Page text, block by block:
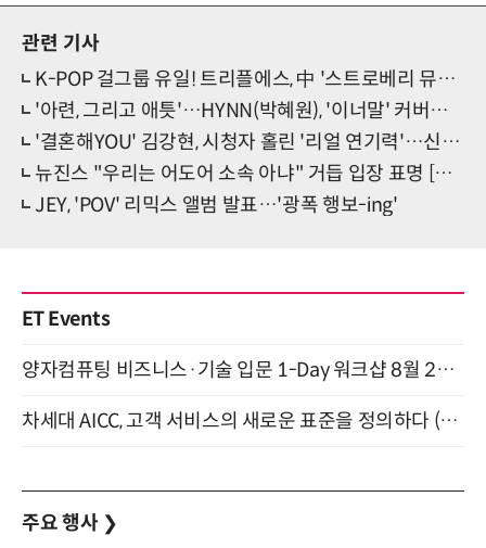
관련 기사
K-POP 걸그룹 유일! 트리플에스, 中 '스트로베리 뮤직 페스티벌' 출격
'아련, 그리고 애틋'…HYNN(박혜원), '이너말' 커버로 컴백 예열
'결혼해YOU' 김강현, 시청자 홀린 '리얼 연기력'…신스틸러 활약
뉴진스 "우리는 어도어 소속 아냐" 거듭 입장 표명 [전문]
JEY, 'POV' 리믹스 앨범 발표…'광폭 행보-ing'
ET Events
양자컴퓨팅 비즈니스·기술 입문 1-Day 워크샵 8월 28일 개최
차세대 AICC, 고객 서비스의 새로운 표준을 정의하다 (9/9)
주요 행사 ❯